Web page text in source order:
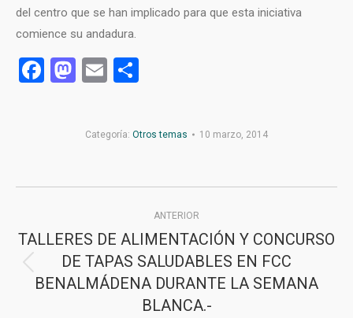
del centro que se han implicado para que esta iniciativa
comience su andadura.
Facebook
Mastodon
Email
Categoría: Otros temas 10 marzo, 2014
entre
publicaciones
ANTERIOR
Publicación
anterior:
TALLERES DE ALIMENTACIÓN Y CONCURSO
DE TAPAS SALUDABLES EN FCC
BENALMÁDENA DURANTE LA SEMANA
BLANCA.-